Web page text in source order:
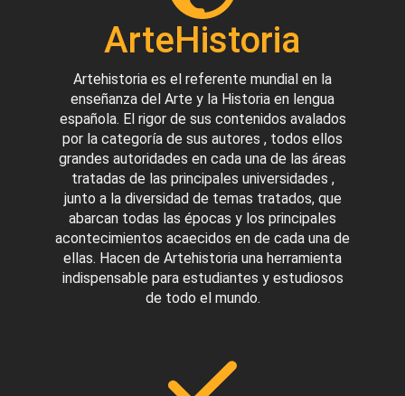
ArteHistoria
Artehistoria es el referente mundial en la
enseñanza del Arte y la Historia en lengua
española. El rigor de sus contenidos avalados
por la categoría de sus autores , todos ellos
grandes autoridades en cada una de las áreas
tratadas de las principales universidades ,
junto a la diversidad de temas tratados, que
abarcan todas las épocas y los principales
acontecimientos acaecidos en de cada una de
ellas. Hacen de Artehistoria una herramienta
indispensable para estudiantes y estudiosos
de todo el mundo.